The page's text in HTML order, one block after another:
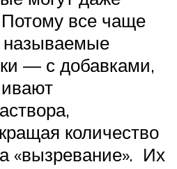
все чаще
называемые
— с добавками,
количество
«вызревание». Их